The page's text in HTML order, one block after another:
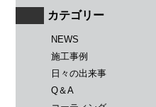
カテゴリー
NEWS
施工事例
日々の出来事
Q＆A